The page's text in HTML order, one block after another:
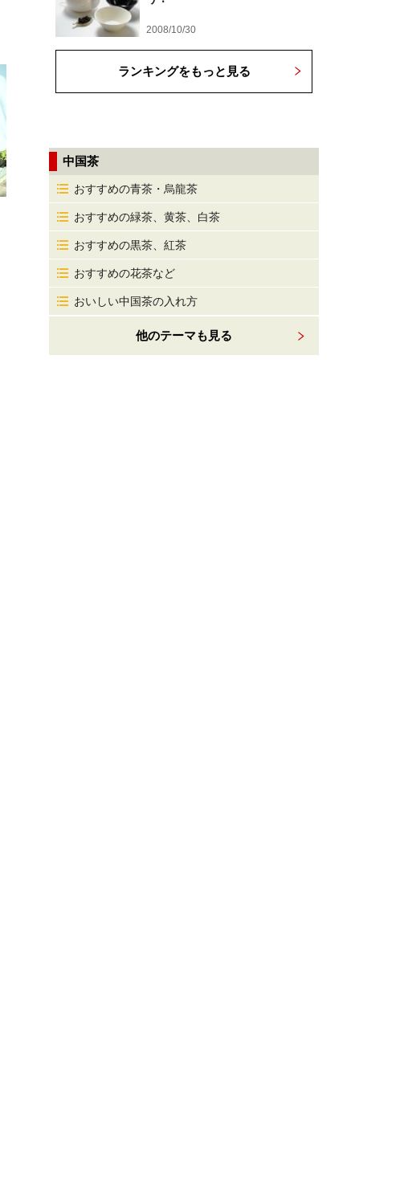
2008/10/30
ランキングをもっと見る
中国茶
おすすめの青茶・烏龍茶
おすすめの緑茶、黄茶、白茶
おすすめの黒茶、紅茶
おすすめの花茶など
おいしい中国茶の入れ方
他のテーマも見る